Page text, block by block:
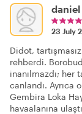
daniel
23 July
Didot,
rehberdi.
inanılmazdı; her
canlandı. Ayrıca
Gembira Loka
havaalanına